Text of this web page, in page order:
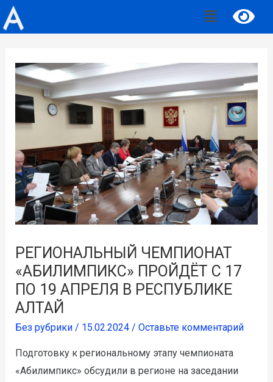
РЕГИОНАЛЬНЫЙ ЧЕМПИОНАТ
«АБИЛИМПИКС» ПРОЙДЁТ С 17
ПО 19 АПРЕЛЯ В РЕСПУБЛИКЕ
АЛТАЙ
Без рубрики/ 15.02.2024/ Оставьте комментарий
Подготовку к региональному этапу чемпионата
«Абилимпикс» обсудили в регионе на заседании